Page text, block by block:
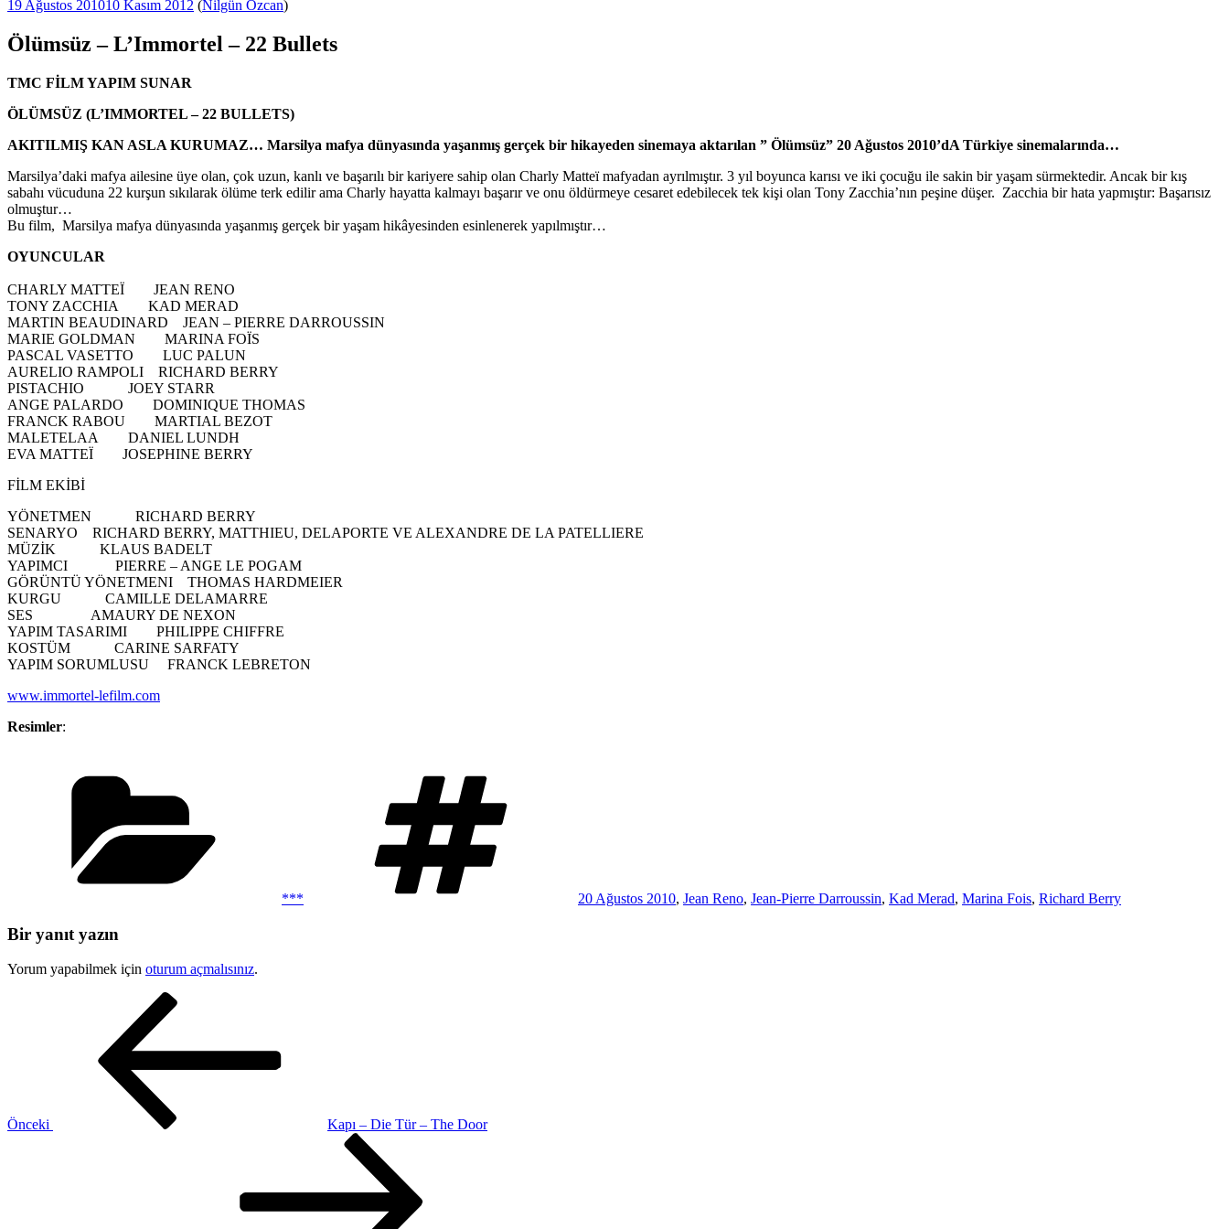
Yayım
19 Ağustos 201010 Kasım 2012 (Nilgün Özcan)
Ölümsüz – L’Immortel – 22 Bullets
TMC FİLM YAPIM SUNAR
ÖLÜMSÜZ (L’IMMORTEL – 22 BULLETS)
AKITILMIŞ KAN ASLA KURUMAZ… Marsilya mafya dünyasında yaşanmış gerçek bir hikayeden sinemaya aktarılan ” Ölümsüz” 20 Ağustos 2010’dA Türkiye sinemalarında…
Marsilya’daki mafya ailesine üye olan, çok uzun, kanlı ve başarılı bir kariyere sahip olan Charly Matteï mafyadan ayrılmıştır. 3 yıl boyunca karısı ve iki çocuğu ile sakin bir yaşam sürmektedir. Ancak bir kış
sabahı vücuduna 22 kurşun sıkılarak ölüme terk edilir ama Charly hayatta kalmayı başarır ve onu öldürmeye cesaret edebilecek tek kişi olan Tony Zacchia’nın peşine düşer. Zacchia bir hata yapmıştır: Başarısız
olmuştur…
Bu film, Marsilya mafya dünyasında yaşanmış gerçek bir yaşam hikâyesinden esinlenerek yapılmıştır…
OYUNCULAR
CHARLY MATTEÏ JEAN RENO
TONY ZACCHIA KAD MERAD
MARTIN BEAUDINARD JEAN – PIERRE DARROUSSIN
MARIE GOLDMAN MARINA FOÏS
PASCAL VASETTO LUC PALUN
AURELIO RAMPOLI RICHARD BERRY
PISTACHIO JOEY STARR
ANGE PALARDO DOMINIQUE THOMAS
FRANCK RABOU MARTIAL BEZOT
MALETELAA DANIEL LUNDH
EVA MATTEÏ JOSEPHINE BERRY
FİLM EKİBİ
YÖNETMEN RICHARD BERRY
SENARYO RICHARD BERRY, MATTHIEU, DELAPORTE VE ALEXANDRE DE LA PATELLIERE
MÜZİK KLAUS BADELT
YAPIMCI PIERRE – ANGE LE POGAM
GÖRÜNTÜ YÖNETMENI THOMAS HARDMEIER
KURGU CAMILLE DELAMARRE
SES AMAURY DE NEXON
YAPIM TASARIMI PHILIPPE CHIFFRE
KOSTÜM CARINE SARFATY
YAPIM SORUMLUSU FRANCK LEBRETON
www.immortel-lefilm.com
Resimler:
*** 20 Ağustos 2010, Jean Reno, Jean-Pierre Darroussin, Kad Merad, Marina Fois, Richard Berry
Bir yanıt yazın
Yorum yapabilmek için oturum açmalısınız.
Önceki
Kapı – Die Tür – The Door